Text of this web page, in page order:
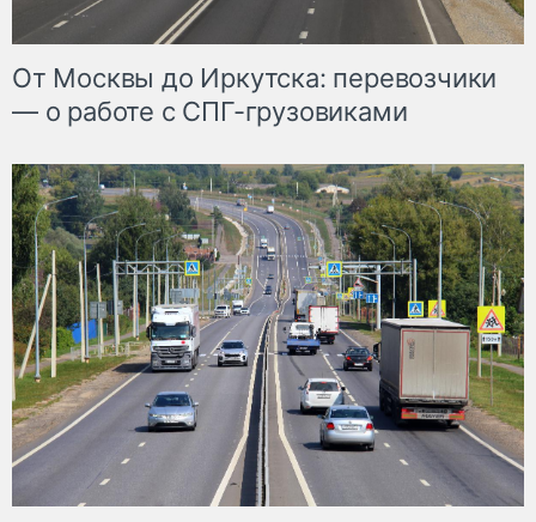
От Москвы до Иркутска: перевозчики
— о работе с СПГ-грузовиками